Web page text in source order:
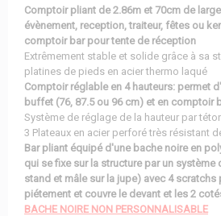
Comptoir pliant de 2.86m et 70cm de
évènement, reception, traiteur, fêtes ou
comptoir bar pour tente de réception
Extrêmement stable et solide grâce à sa
platines de pieds en acier thermo laqué
Comptoir réglable en 4 hauteurs: permet
buffet (76, 87.5 ou 96 cm) et en comptoir
Système de réglage de la hauteur par
3 Plateaux en acier perforé très résistant
Bar pliant équipé d'une bache noire en
qui se fixe sur la structure par un système
stand et mâle sur la jupe) avec 4 scratchs
piétement et couvre le devant et les 2
BACHE NOIRE NON PERSONNALISABLE